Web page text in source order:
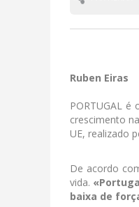
Ruben Eiras
PORTUGAL
crescimento
UE, realizado
De acordo
vida.
baixa de